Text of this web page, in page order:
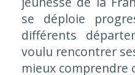
se déploie
différents
voulu rencontrer
mieux comprendre